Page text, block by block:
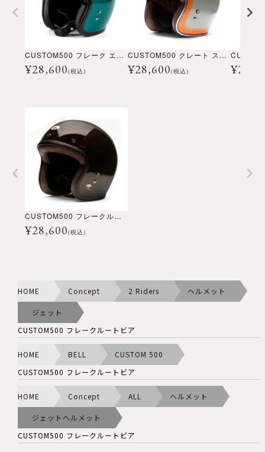
CUSTOM500 フレーク エメラルド
¥28,600(税込)
CUSTOM500 クレート ストーン
¥28,600(税込) ¥
CUSTOM500 フレークルートビア
¥28,600(税込)
HOME Concept 2 Riders ヘルメット
ジェット
CUSTOM500 フレークルートビア
HOME BELL
CUSTOM 500
CUSTOM500 フレークルートビア
HOME Concept ALL ヘルメット
ジェットヘルメット
CUSTOM500 フレークルートビア